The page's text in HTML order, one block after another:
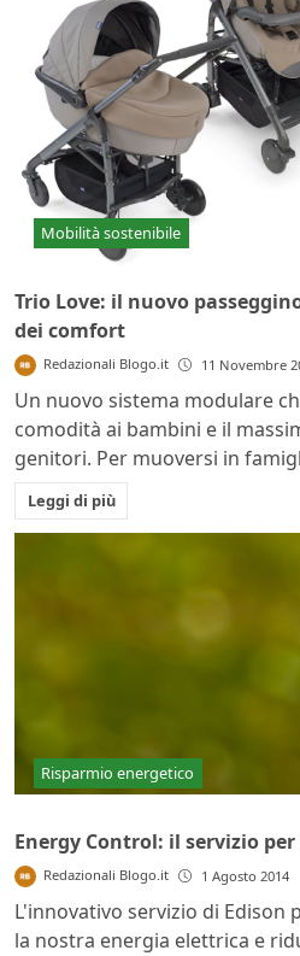
Mobilità sostenibile
Trio Love: il nuovo
dei comfort
Redazionali Blogo.it 11 Novembre
Un nuovo sistema modulare
comodità ai bambini e il
genitori. Per muoversi in
Leggi di più
Risparmio energetico
Energy Control: il servizio
Redazionali Blogo.it 1 Agosto 2014
L'innovativo servizio di
la nostra energia elettrica e